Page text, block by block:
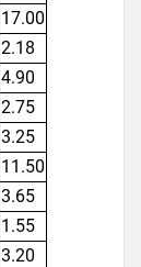
17.00
2.18
4.90
2.75
3.25
11.50
3.65
1.55
3.20